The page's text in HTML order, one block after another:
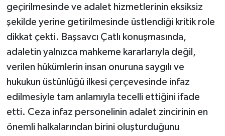
geçirilmesinde ve adalet hizmetlerinin eksiksiz
şekilde yerine getirilmesinde üstlendiği kritik role
dikkat çekti. Başsavcı Çatlı konuşmasında,
adaletin yalnızca mahkeme kararlarıyla değil,
verilen hükümlerin insan onuruna saygılı ve
hukukun üstünlüğü ilkesi çerçevesinde infaz
edilmesiyle tam anlamıyla tecelli ettiğini ifade
etti. Ceza infaz personelinin adalet zincirinin en
önemli halkalarından birini oluşturduğunu